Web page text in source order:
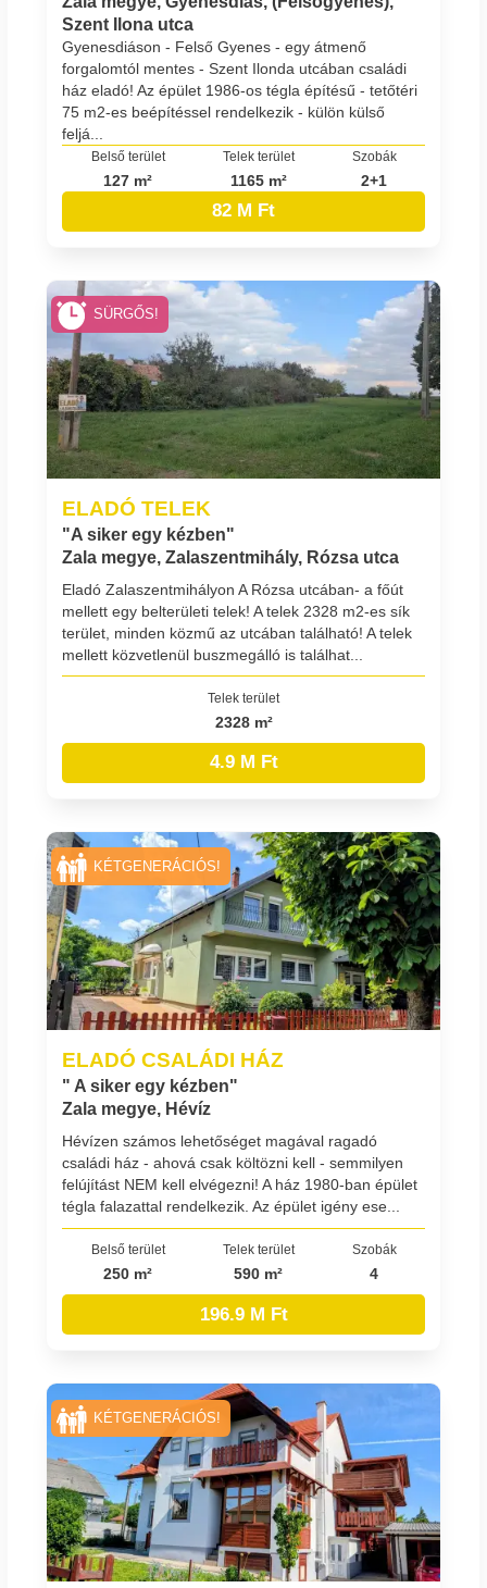
Szent Ilona utca
Gyenesdiáson - Felső Gyenes - egy átmenő
forgalomtól mentes - Szent Ilonda utcában családi
ház eladó! Az épület 1986-os tégla építésű - tetőtéri
75 m2-es beépítéssel rendelkezik - külön külső
feljá...
Belső terület
127 m²
Telek terület
1165 m²
Szobák
2+1
82 M Ft
ELADÓ TELEK
"A siker egy kézben"
Zala megye, Zalaszentmihály, Rózsa utca
Eladó Zalaszentmihályon A Rózsa utcában- a főút
mellett egy belterületi telek! A telek 2328 m2-es sík
terület, minden közmű az utcában található! A telek
mellett közvetlenül buszmegálló is találhat...
Telek terület
2328 m²
4.9 M Ft
SÜRGŐS!
ELADÓ CSALÁDI HÁZ
" A siker egy kézben"
Zala megye, Hévíz
Hévízen számos lehetőséget magával ragadó
családi ház - ahová csak költözni kell - semmilyen
felújítást NEM kell elvégezni! A ház 1980-ban épület
tégla falazattal rendelkezik. Az épület igény ese...
Belső terület
250 m²
Telek terület
590 m²
Szobák
4
196.9 M Ft
KÉTGENERÁCIÓS!
KÉTGENERÁCIÓS!